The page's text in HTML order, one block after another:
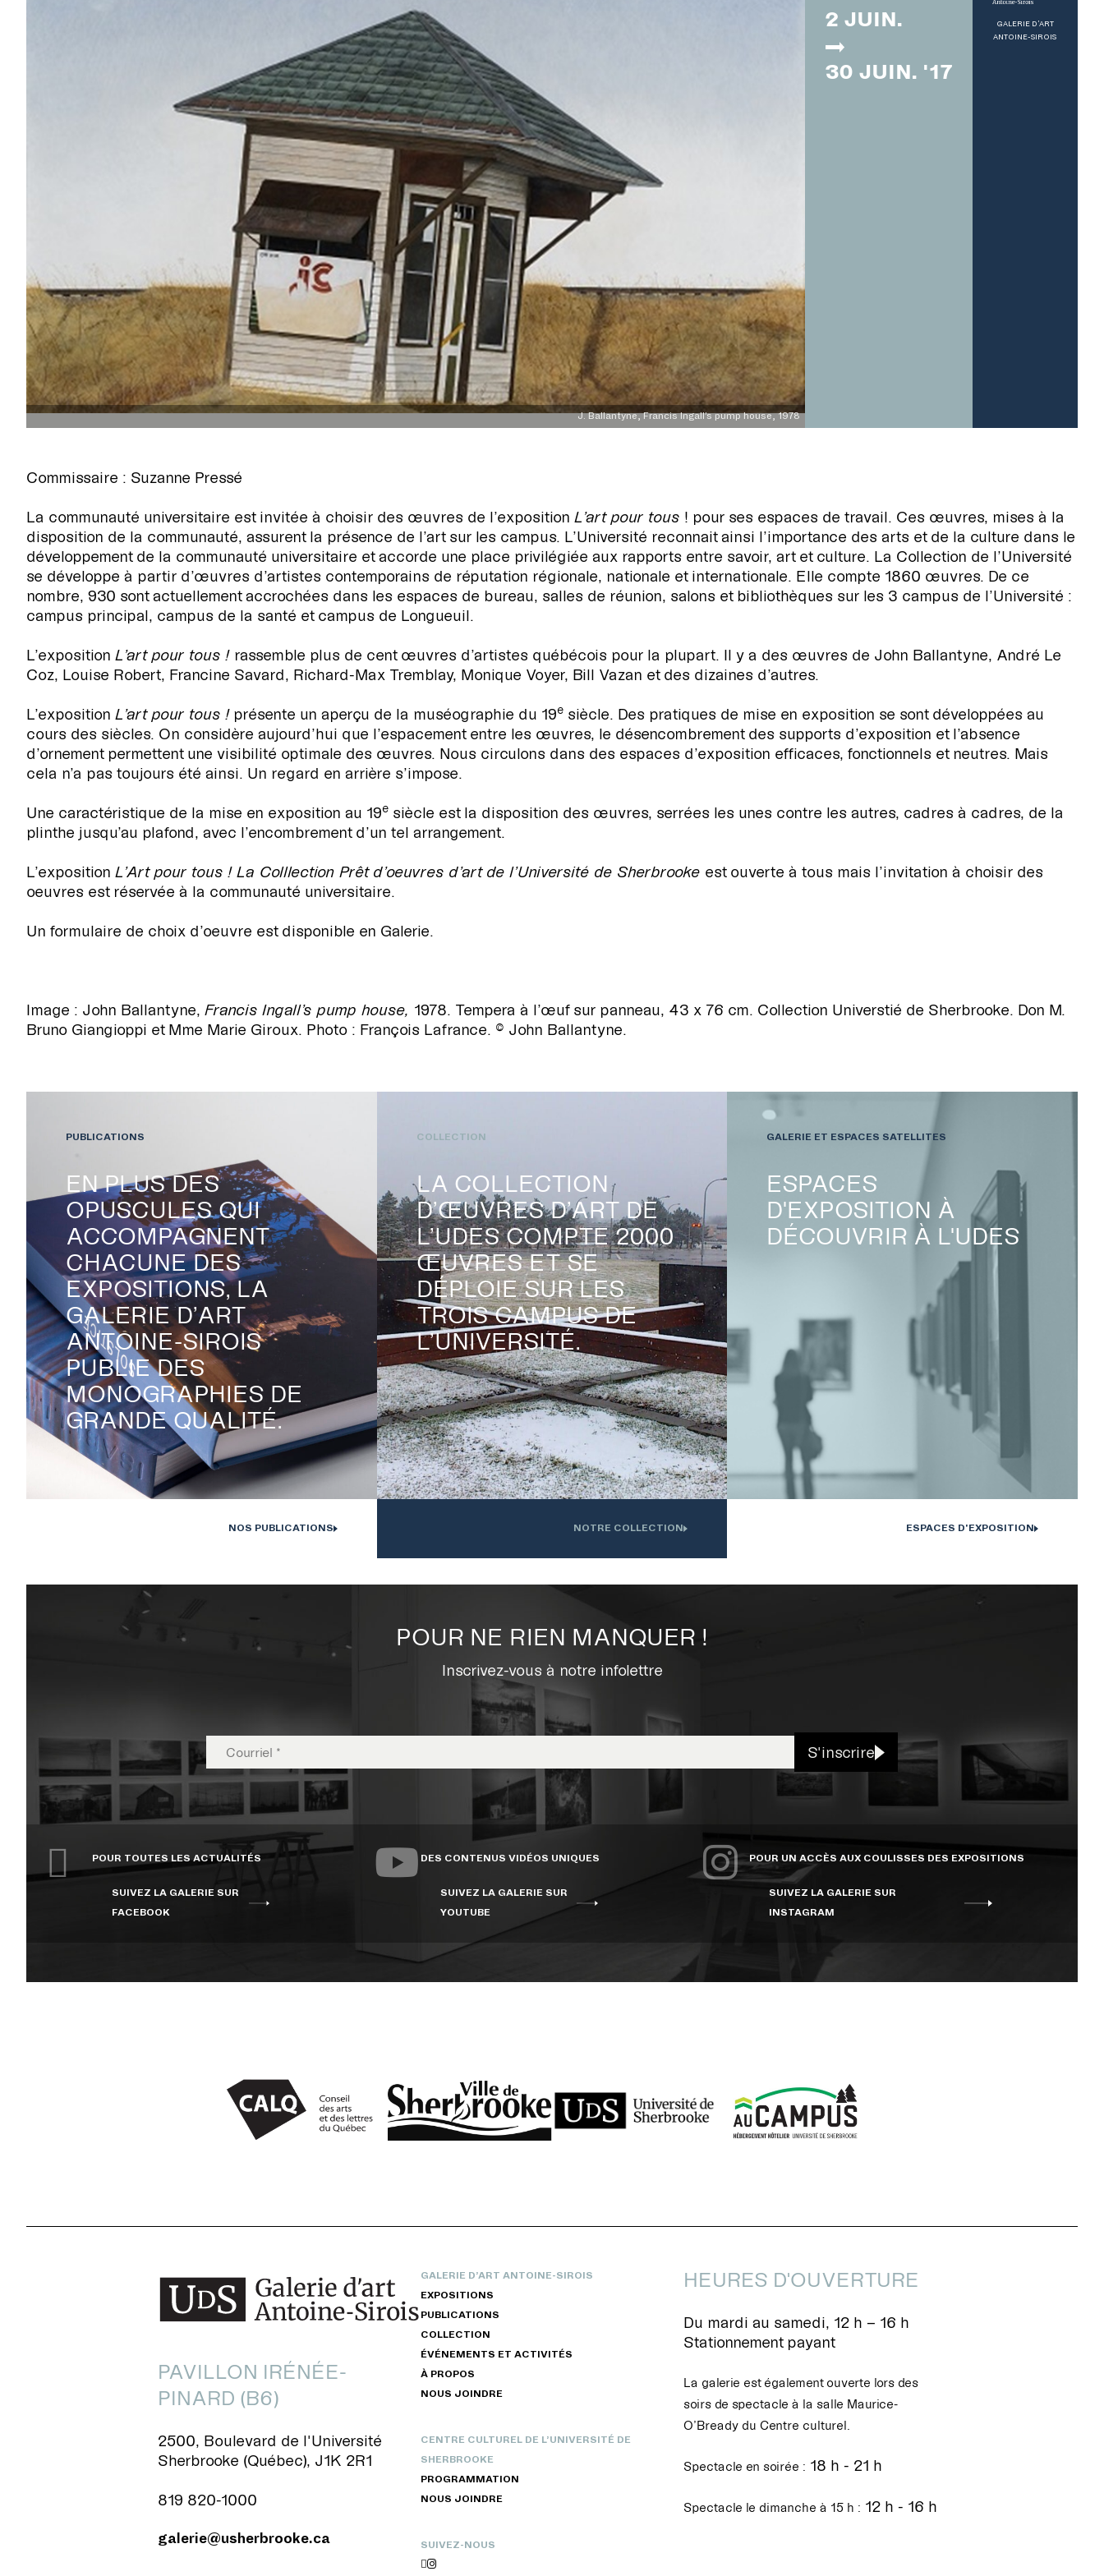
RECHERCHE

EXPOSITIONS
PUBLICATIONS
COLLECTION
ÉVÉNEMENTS ET ACTIVITÉS
À PROPOS
NOUS JOINDRE
CENTRE CULTUREL DE L’UNIVERSITÉ DE SHERBROOKE
J. Ballantyne, Francis Ingall’s pump house, 1978
2 JUIN.
30 JUIN. '17
GALERIE D'ART
ANTOINE-SIROIS
Commissaire : Suzanne Pressé
La communauté universitaire est invitée à choisir des œuvres de l’expositionL’art pour tous ! pour ses espaces de travail. Ces œuvres, mises à la
disposition de la communauté, assurent la présence de l’art sur les campus. L’Université reconnait ainsi l’importance des arts et de la culture dans le
développement de la communauté universitaire et accorde une place privilégiée aux rapports entre savoir, art et culture. La Collection de l’Université
se développe à partir d’œuvres d’artistes contemporains de réputation régionale, nationale et internationale. Elle compte 1860 œuvres. De ce
nombre, 930 sont actuellement accrochées dans les espaces de bureau, salles de réunion, salons et bibliothèques sur les 3 campus de l’Université :
campus principal, campus de la santé et campus de Longueuil.
L’expositionL’art pour tous ! rassemble plus de cent œuvres d’artistes québécois pour la plupart. Il y a des œuvres de John Ballantyne, André Le
Coz, Louise Robert, Francine Savard, Richard-Max Tremblay, Monique Voyer, Bill Vazan et des dizaines d’autres.
L’expositionL’art pour tous !présente un aperçu de la muséographie du 19e siècle. Des pratiques de mise en exposition se sont développées au
cours des siècles. On considère aujourd’hui que l’espacement entre les œuvres, le désencombrement des supports d’exposition et l’absence
d’ornement permettent une visibilité optimale des œuvres. Nous circulons dans des espaces d’exposition efficaces, fonctionnels et neutres. Mais
cela n’a pas toujours été ainsi. Un regard en arrière s’impose.
Une caractéristique de la mise en exposition au 19e siècle est la disposition des œuvres, serrées les unes contre les autres, cadres à cadres, de la
plinthe jusqu’au plafond, avec l’encombrement d’un tel arrangement.
L’expositionL’Art pour tous ! La Colllection Prêt d’oeuvres d’art de l’Université de Sherbrooke est ouverte à tous mais l’invitation à choisir des
oeuvres est réservée à la communauté universitaire.
Un formulaire de choix d’oeuvre est disponible en Galerie.
Image : John Ballantyne,Francis Ingall’s pump house, 1978. Tempera à l’œuf sur panneau, 43 x 76 cm. Collection Universtié de Sherbrooke. Don M.
Bruno Giangioppi et Mme Marie Giroux. Photo : François Lafrance. © John Ballantyne.
Monographies Solstice de Bertrand Carrière et Isabelle Hayeur. Photo : D.
EN PLUS DES
OPUSCULES QUI
ACCOMPAGNENT
CHACUNE DES
EXPOSITIONS, LA
GALERIE D’ART
ANTOINE-SIROIS
PUBLIE DES
MONOGRAPHIES DE
GRANDE QUALITÉ.
PUBLICATIONS
NOS PUBLICATIONS
Oeuvre installée devant l'Institution interdisciplinaire d'innovation
LA COLLECTION
D’ŒUVRES D’ART DE
L’UDES COMPTE 2000
ŒUVRES ET SE
DÉPLOIE SUR LES
TROIS CAMPUS DE
L’UNIVERSITÉ.
COLLECTION
NOTRE COLLECTION
ESPACES
D'EXPOSITION À
DÉCOUVRIR À L'UDES
GALERIE ET ESPACES SATELLITES
ESPACES D'EXPOSITION
POUR NE RIEN MANQUER !
Inscrivez-vous à notre infolettre
S'inscrire
POUR TOUTES LES ACTUALITÉS
SUIVEZ LA GALERIE SUR
FACEBOOK
DES CONTENUS VIDÉOS UNIQUES
SUIVEZ LA GALERIE SUR
YOUTUBE
POUR UN ACCÈS AUX COULISSES DES EXPOSITIONS
SUIVEZ LA GALERIE SUR
INSTAGRAM
PAVILLON IRÉNÉE-
PINARD (B6)
2500, Boulevard de l'Université
Sherbrooke (Québec), J1K 2R1
819 820-1000
galerie@usherbrooke.ca
GALERIE D’ART ANTOINE-SIROIS
EXPOSITIONS
PUBLICATIONS
COLLECTION
ÉVÉNEMENTS ET ACTIVITÉS
À PROPOS
NOUS JOINDRE
CENTRE CULTUREL DE L’UNIVERSITÉ DE
SHERBROOKE
PROGRAMMATION
NOUS JOINDRE
SUIVEZ-NOUS

HEURES D'OUVERTURE
Du mardi au samedi, 12 h – 16 h
Stationnement payant
La galerie est également ouverte lors des
soirs de spectacle à la salle Maurice-
O’Bready du Centre culturel.
Spectacle en soirée : 18 h - 21 h
Spectacle le dimanche à 15 h : 12 h - 16 h